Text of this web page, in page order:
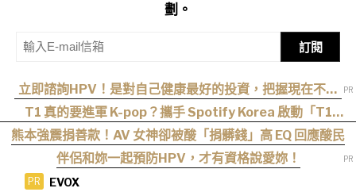
劃。
訂閱
立即諮詢HPV！是對自己健康最好的投資，把握現在不嫌
晚！
T1 真的要進軍 K-pop？攜手 Spotify Korea 啟動「T1
STARS」出道企劃，單曲 8 月 10 日公開
熊本強震捐善款！AV 女神卻被酸「捐髒錢」高 EQ 回應酸民
伴侶和妳一起預防HPV，才有資格說愛妳！
PR EVOX